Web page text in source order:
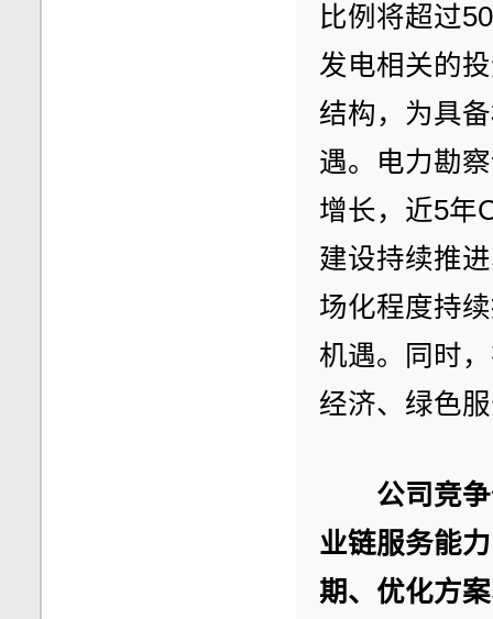
比例将超过
发电相关的
结构，为具
遇。电力勘
增长，近5年
建设持续推
场化程度持
机遇。同时
经济、绿色
公司竞
业链服务能
期、优化方